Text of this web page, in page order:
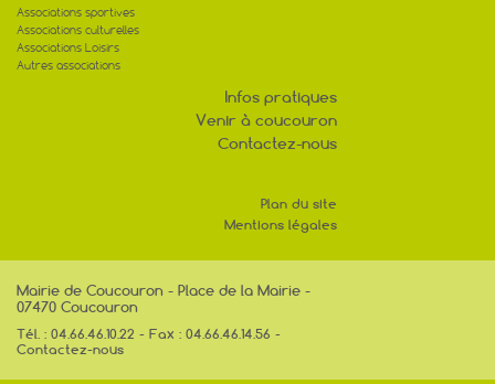
Associations sportives
Associations culturelles
Associations Loisirs
Autres associations
Infos pratiques
Venir à coucouron
Contactez-nous
Plan du site
Mentions légales
Mairie de Coucouron - Place de la Mairie -
07470 Coucouron
Tél. : 04.66.46.10.22 - Fax : 04.66.46.14.56 -
Contactez-nous